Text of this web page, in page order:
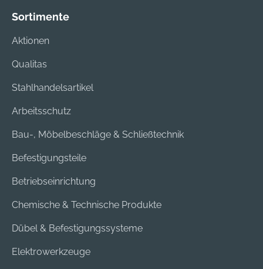
Sortimente
Aktionen
Qualitas
Stahlhandelsartikel
Arbeitsschutz
Bau-, Möbelbeschläge & Schließtechnik
Befestigungsteile
Betriebseinrichtung
Chemische & Technische Produkte
Dübel & Befestigungssysteme
Elektrowerkzeuge